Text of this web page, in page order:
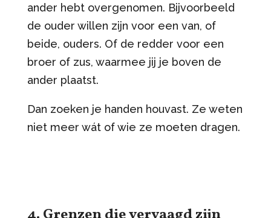
ander hebt overgenomen. Bijvoorbeeld
de ouder willen zijn voor een van, of
beide, ouders. Of de redder voor een
broer of zus, waarmee jij je boven de
ander plaatst.
Dan zoeken je handen houvast. Ze weten
niet meer wát of wie ze moeten dragen.